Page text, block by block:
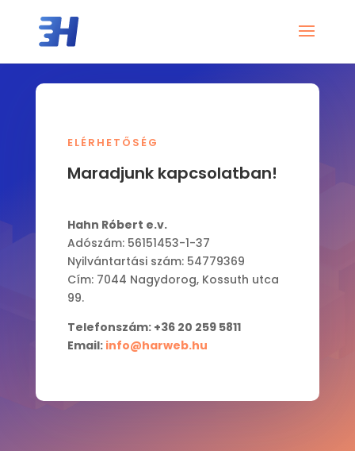
ELÉRHETŐSÉG
Maradjunk kapcsolatban!
Hahn Róbert e.v.
Adószám: 56151453-1-37
Nyilvántartási szám: 54779369
Cím: 7044 Nagydorog, Kossuth utca
99.
Telefonszám: +36 20 259 5811
Email: info@harweb.hu